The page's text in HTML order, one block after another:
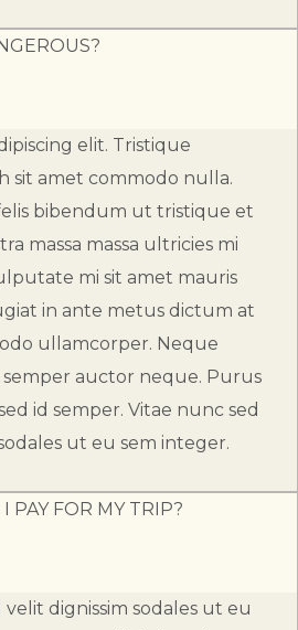
elit. Tristique
sit amet commodo nulla.
bibendum ut tristique et
massa massa ultricies mi
mi sit amet mauris
in ante metus dictum at
ullamcorper. Neque
semper auctor neque. Purus
id semper. Vitae nunc sed
ut eu sem integer.
PAY FOR MY TRIP?
dignissim sodales ut eu